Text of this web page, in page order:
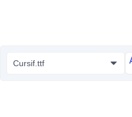
Cursif.ttf